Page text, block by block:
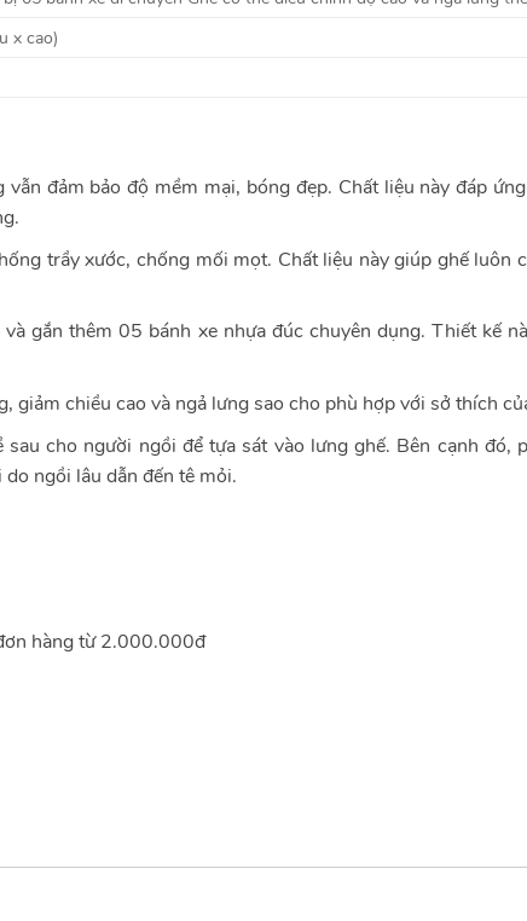
x cao)
đảm bảo độ mềm mại, bóng đẹp. Chất liệu này đáp
trầy xước, chống mối mọt. Chất liệu này giúp ghế luôn
gắn thêm 05 bánh xe nhựa đúc chuyên dụng. Thiết kế
giảm chiều cao và ngả lưng sao cho phù hợp với sở thích
cho người ngồi để tựa sát vào lưng ghế. Bên cạnh đó,
ngồi lâu dẫn đến tê mỏi.
hàng từ 2.000.000đ